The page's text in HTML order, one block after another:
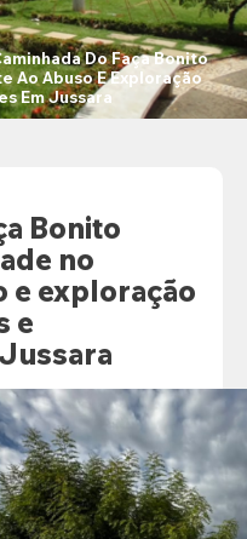
Do Faça Bonito
Ao Abuso E Exploração
Em Jussara
Bonito
no
e exploração
e